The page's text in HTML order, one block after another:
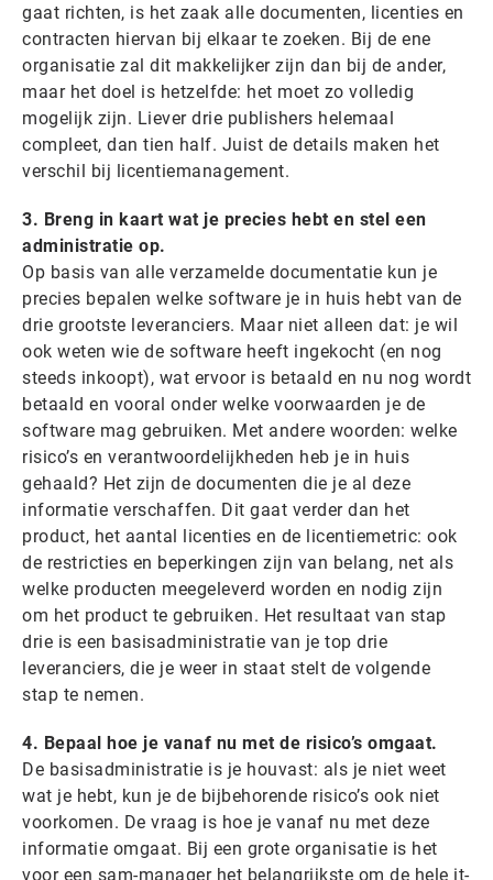
gaat richten, is het zaak alle documenten, licenties en
contracten hiervan bij elkaar te zoeken. Bij de ene
organisatie zal dit makkelijker zijn dan bij de ander,
maar het doel is hetzelfde: het moet zo volledig
mogelijk zijn. Liever drie publishers helemaal
compleet, dan tien half. Juist de details maken het
verschil bij licentiemanagement.
3. Breng in kaart wat je precies hebt en stel een
administratie op.
Op basis van alle verzamelde documentatie kun je
precies bepalen welke software je in huis hebt van de
drie grootste leveranciers. Maar niet alleen dat: je wil
ook weten wie de software heeft ingekocht (en nog
steeds inkoopt), wat ervoor is betaald en nu nog wordt
betaald en vooral onder welke voorwaarden je de
software mag gebruiken. Met andere woorden: welke
risico’s en verantwoordelijkheden heb je in huis
gehaald? Het zijn de documenten die je al deze
informatie verschaffen. Dit gaat verder dan het
product, het aantal licenties en de licentiemetric: ook
de restricties en beperkingen zijn van belang, net als
welke producten meegeleverd worden en nodig zijn
om het product te gebruiken. Het resultaat van stap
drie is een basisadministratie van je top drie
leveranciers, die je weer in staat stelt de volgende
stap te nemen.
4. Bepaal hoe je vanaf nu met de risico’s omgaat.
De basisadministratie is je houvast: als je niet weet
wat je hebt, kun je de bijbehorende risico’s ook niet
voorkomen. De vraag is hoe je vanaf nu met deze
informatie omgaat. Bij een grote organisatie is het
voor een sam-manager het belangrijkste om de hele it-